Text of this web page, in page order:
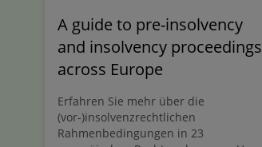
A guide to pre-insolvency
and insolvency proceedings
across Europe
Erfahren Sie mehr über die
(vor-)insolvenzrechtlichen
Rahmenbedingungen in 23